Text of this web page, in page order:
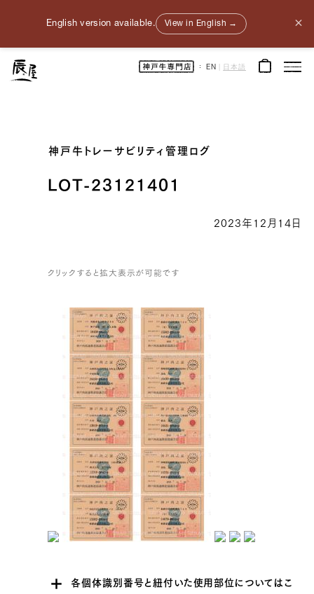
English version available. View in English → ×
神
戸
牛
EN 日本語
神戸牛トレーサビリティ管理ログ
LOT-23121401
2023年12月14日
クリックすると拡大表示が可能です
各個体識別番号と紐付いた使用部位についてはこ